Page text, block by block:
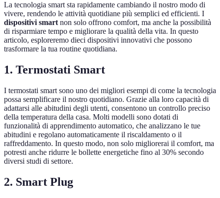
La tecnologia smart sta rapidamente cambiando il nostro modo di
vivere, rendendo le attività quotidiane più semplici ed efficienti. I
dispositivi smartnon solo offrono comfort, ma anche la possibilità
di risparmiare tempo e migliorare la qualità della vita. In questo
articolo, esploreremo dieci dispositivi innovativi che possono
trasformare la tua routine quotidiana.
1. Termostati Smart
I termostati smart sono uno dei migliori esempi di come la tecnologia
possa semplificare il nostro quotidiano. Grazie alla loro capacità di
adattarsi alle abitudini degli utenti, consentono un controllo preciso
della temperatura della casa. Molti modelli sono dotati di
funzionalità di apprendimento automatico, che analizzano le tue
abitudini e regolano automaticamente il riscaldamento o il
raffreddamento. In questo modo, non solo migliorerai il comfort, ma
potresti anche ridurre le bollette energetiche fino al 30% secondo
diversi studi di settore.
2. Smart Plug